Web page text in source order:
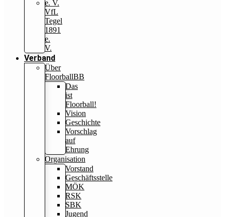
VfL
Tegel
1891
e.
V.
Verband
Über
FloorballBB
Das
ist
Floorball!
Vision
Geschichte
Vorschlag
auf
Ehrung
Organisation
Vorstand
Geschäftsstelle
MÖK
RSK
SBK
Jugend